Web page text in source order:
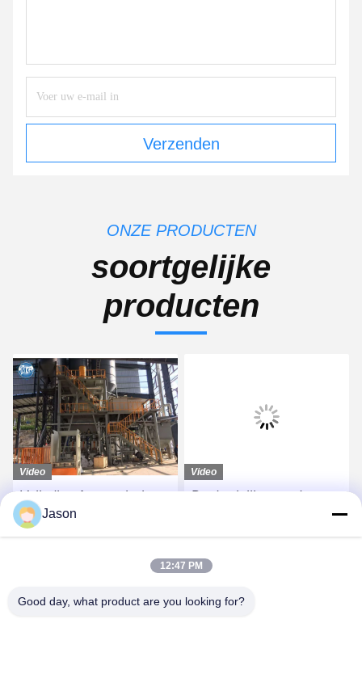
Verzenden
ONZE PRODUCTEN
soortgelijke
producten
Video
Volledige Automatische
Droge Mortierproductielijn
met Robot/het Palletiseren
Video
Productielijn voor droge
investering
Jason
12:47 PM
Good day, what product are you looking for?